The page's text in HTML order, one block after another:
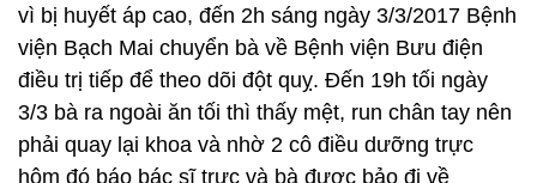
vì bị huyết áp cao, đến 2h sáng ngày 3/3/2017 Bệnh
viện Bạch Mai chuyển bà về Bệnh viện Bưu điện
điều trị tiếp để theo dõi đột quỵ. Đến 19h tối ngày
3/3 bà ra ngoài ăn tối thì thấy mệt, run chân tay nên
phải quay lại khoa và nhờ 2 cô điều dưỡng trực
hôm đó báo bác sĩ trực và bà được bảo đi về